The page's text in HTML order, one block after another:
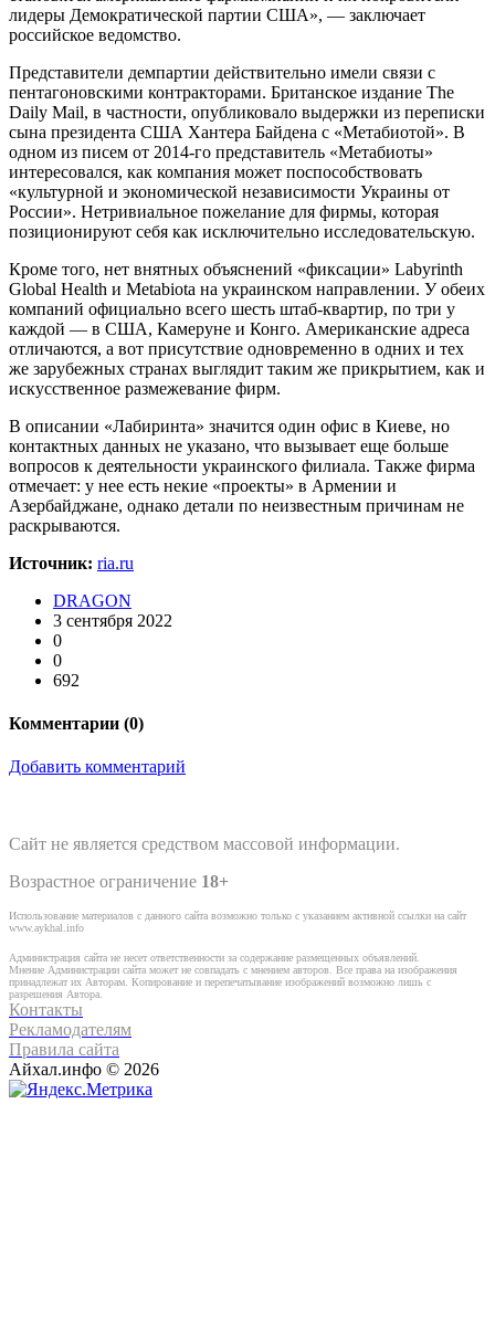
лидеры Демократической партии США», — заключает
российское ведомство.
Представители демпартии действительно имели связи с
пентагоновскими контракторами. Британское издание The
Daily Mail, в частности, опубликовало выдержки из переписки
сына президента США Хантера Байдена с «Метабиотой». В
одном из писем от 2014-го представитель «Метабиоты»
интересовался, как компания может поспособствовать
«культурной и экономической независимости Украины от
России». Нетривиальное пожелание для фирмы, которая
позиционируют себя как исключительно исследовательскую.
Кроме того, нет внятных объяснений «фиксации» Labyrinth
Global Health и Metabiota на украинском направлении. У обеих
компаний официально всего шесть штаб-квартир, по три у
каждой — в США, Камеруне и Конго. Американские адреса
отличаются, а вот присутствие одновременно в одних и тех
же зарубежных странах выглядит таким же прикрытием, как и
искусственное размежевание фирм.
В описании «Лабиринта» значится один офис в Киеве, но
контактных данных не указано, что вызывает еще больше
вопросов к деятельности украинского филиала. Также фирма
отмечает: у нее есть некие «проекты» в Армении и
Азербайджане, однако детали по неизвестным причинам не
раскрываются.
Источник: ria.ru
DRAGON
3 сентября 2022
0
0
692
Комментарии (0)
Добавить комментарий
Сайт не является средством массовой информации.
Возрастное ограничение 18+
Использование материалов с данного сайта возможно только с указанием активной ссылки на сайт
www.aykhal.info
Администрация сайта не несет ответственности за содержание размещенных объявлений.
Мнение Администрации сайта может не совпадать с мнением авторов. Все права на изображения
принадлежат их Авторам. Копирование и перепечатывание изображений возможно лишь с
разрешения Автора.
Контакты
Рекламодателям
Правила сайта
Айхал.инфо © 2026